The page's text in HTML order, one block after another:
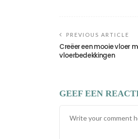
PREVIOUS ARTICLE
Creëer een mooie vloer
vloerbedekkingen
GEEF EEN